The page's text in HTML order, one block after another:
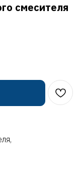
смесителя